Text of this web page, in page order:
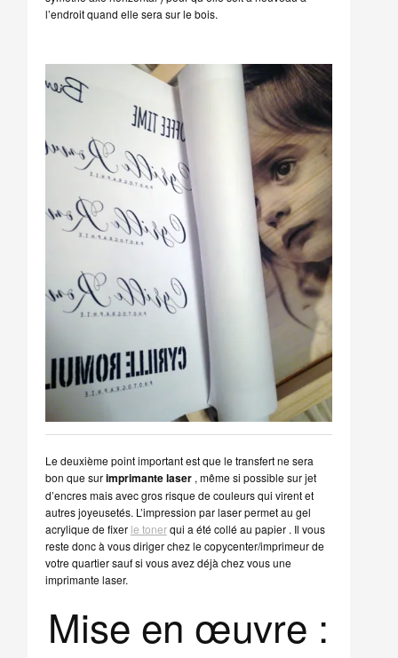
l’endroit quand elle sera sur le bois.
Le deuxième point important est que le transfert ne sera
bon que surimprimante laser, même si possible sur jet
d’encres mais avec gros risque de couleurs qui virent et
autres joyeusetés. L’impression par laser permet au gel
acrylique de fixer le tonerqui a été collé au papier . Il vous
reste donc à vous diriger chez le copycenter/imprimeur de
votre quartier sauf si vous avez déjà chez vous une
imprimante laser.
Mise en œuvre :